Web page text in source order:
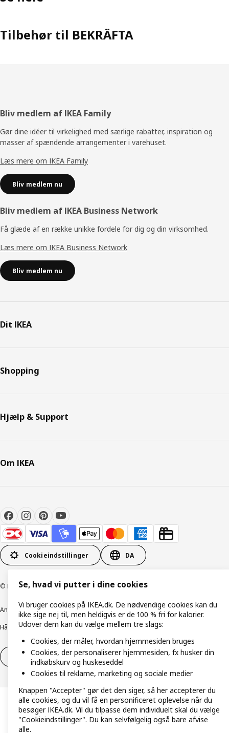
Tilbehør til BEKRÄFTA
Footer
Bliv medlem af IKEA Family
Gør dine idéer til virkelighed med særlige rabatter, inspiration og
masser af spændende arrangementer i varehuset.
Læs mere om IKEA Family
Bliv medlem nu
Bliv medlem af IKEA Business Network
Få glæde af en række unikke fordele for dig og din virksomhed.
Læs mere om IKEA Business Network
Bliv medlem nu
Dit IKEA
Shopping
Hjælp & Support
Om IKEA
Cookieindstillinger DA
© Inter IKEA Systems B.V. 1999-2026
Ansvarlig rapporteringCookiepolitikDigital tilgængelighed
Håndtering af persondataSalgs- og leveringsbetingelser
Fortryd dit køb Fortryd dit køb af service
Se, hvad vi putter i dine cookies
Vi bruger cookies på IKEA.dk. De nødvendige cookies kan du
ikke sige nej til, men heldigvis er de 100 % fri for kalorier.
Udover dem kan du vælge mellem tre slags:
Cookies, der måler, hvordan hjemmesiden bruges
Cookies, der personaliserer hjemmesiden, fx husker din
indkøbskurv og huskeseddel
Cookies til reklame, marketing og sociale medier
Knappen "Accepter" gør det den siger, så her accepterer du
alle cookies, og du vil få en personificeret oplevelse når du
besøger IKEA.dk. Vil du tilpasse dem individuelt skal du vælge
"Cookieindstillinger". Du kan selvfølgelig også bare afvise
alle.